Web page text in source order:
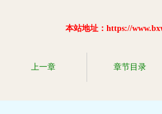
本站地址：https://
上一章 章节目录